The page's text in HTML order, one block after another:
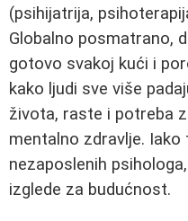
(psihijatrija,
Globalno posmatrano,
gotovo svakoj kući i
kako ljudi sve više
života, raste i potreba
mentalno zdravlje.
nezaposlenih
izglede za budućnost.